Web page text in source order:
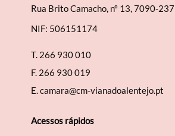
Categorias gerais
Rua Brito Camacho, nº 13, 7090-237
NIF: 506151174
T. 266 930 010
F. 266 930 019
E.camara@cm-vianadoalentejo.pt
Acessos rápidos